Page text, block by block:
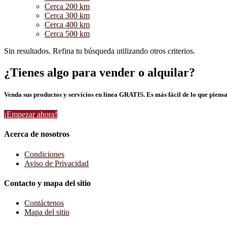
Cerca 200 km
Cerca 300 km
Cerca 400 km
Cerca 500 km
Sin resultados. Refina tu búsqueda utilizando otros criterios.
¿Tienes algo para vender o alquilar?
Venda sus productos y servicios en línea GRATIS. Es más fácil de lo que
¡Empezar ahora!
Acerca de nosotros
Condiciones
Aviso de Privacidad
Contacto y mapa del sitio
Contáctenos
Mapa del sitio